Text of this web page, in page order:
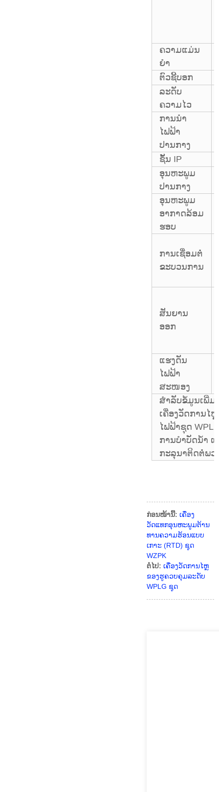
ຄວາມແມ່ນ
ຍຳ
ຕົວຊີ້ບອກ
ລະດັບ
ຄວາມໄວ
ການນຳ
ໄຟຟ້າ
ປານກາງ
ຊັ້ນ IP
ອຸນຫະພູມ
ປານກາງ
ອຸນຫະພູມ
ອາກາດລ້ອມ
ຮອບ
ການເຊື່ອມຕໍ່
ຂະບວນການ
ສັນຍານ
ອອກ
ແຮງດັນ
ໄຟຟ້າ
ສະໜອງ
ສຳລັບຂໍ້ມູນເພີ່ມ
ເຄື່ອງວັດການໄ
ໄຟຟ້າຊຸດ
ການບຳບັດນ້ຳ ແ
ກະລຸນາຕິດຕໍ່ພວ
ກ່ອນໜ້ານີ້: ເຄື່ອງ
ວັດແທກອຸນຫະພູມຕ້ານ
ທານຄວາມຮ້ອນແບບ
ເກາະ (RTD) ຊຸດ
WZPK
ຕໍ່ໄປ: ເຄື່ອງວັດການໄຫຼ
ຂອງຮູຄວບຄຸມລະດັບ
WPLG ຊຸດ